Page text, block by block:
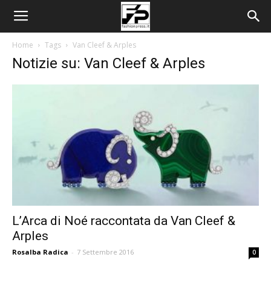
Home Tags Van Cleef & Arples
Notizie su: Van Cleef & Arples
L’Arca di Noé raccontata da Van Cleef &
Arples
Rosalba Radica - 7 Settembre 2016 0